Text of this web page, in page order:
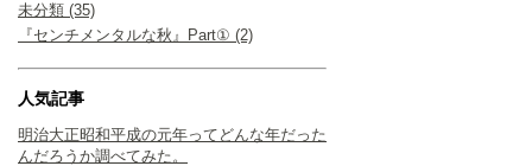
未分類 (35)
『センチメンタルな秋』Part① (2)
人気記事
明治大正昭和平成の元年ってどんな年だった
んだろうか調べてみた。